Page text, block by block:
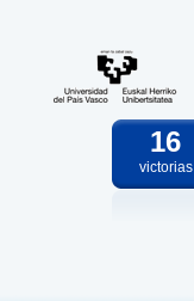
16
victorias